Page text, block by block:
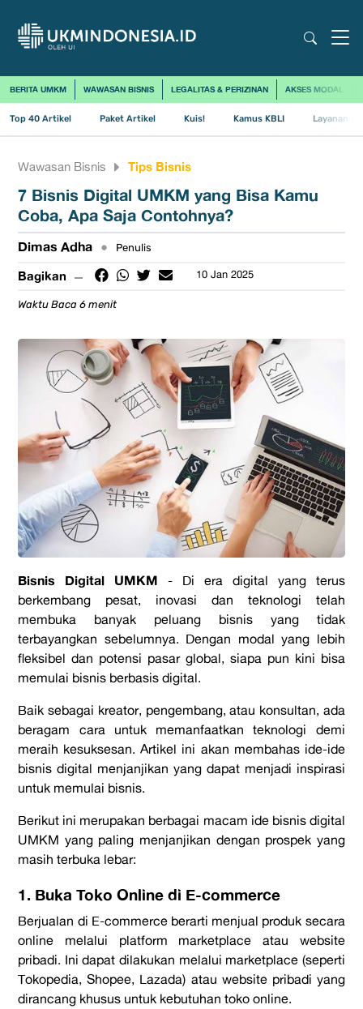
BERITA UMKM WAWASAN BISNIS LEGALITAS & PERIZINAN AKSES MODAL
Top 40 Artikel Paket Artikel Kuis! Kamus KBLI Layanan
Wawasan Bisnis Tips Bisnis
7 Bisnis Digital UMKM yang Bisa Kamu
Coba, Apa Saja Contohnya?
Dimas Adha • Penulis
Bagikan 10 Jan 2025
Waktu Baca 6 menit
Bisnis Digital UMKM - Di era digital yang terus
berkembang pesat, inovasi dan teknologi telah
membuka banyak peluang bisnis yang tidak
terbayangkan sebelumnya. Dengan modal yang lebih
fleksibel dan potensi pasar global, siapa pun kini bisa
memulai bisnis berbasis digital.
Baik sebagai kreator, pengembang, atau konsultan, ada
beragam cara untuk memanfaatkan teknologi demi
meraih kesuksesan. Artikel ini akan membahas ide-ide
bisnis digital menjanjikan yang dapat menjadi inspirasi
untuk memulai bisnis.
Berikut ini merupakan berbagai macam ide bisnis digital
UMKM yang paling menjanjikan dengan prospek yang
masih terbuka lebar:
1. Buka Toko Online di E-commerce
Berjualan di E-commerce berarti menjual produk secara
online melalui platform marketplace atau website
pribadi. Ini dapat dilakukan melalui marketplace (seperti
Tokopedia, Shopee, Lazada) atau website pribadi yang
dirancang khusus untuk kebutuhan toko online.